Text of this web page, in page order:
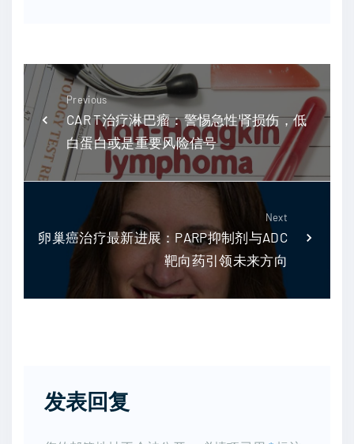
Previous
CAR T治疗淋巴瘤：警惕急性肾损伤，低
白蛋白或是重要风险信号
Next
卵巢癌治疗最新进展：PARP抑制剂与ADC
靶向药引领未来方向
发表回复